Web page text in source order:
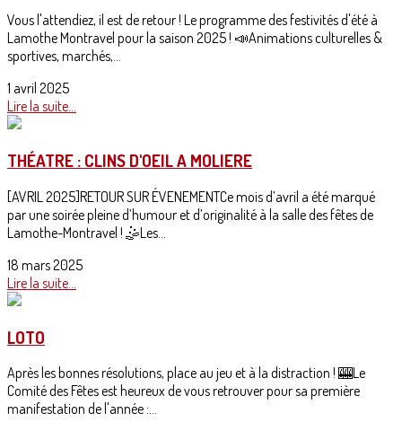
Vous l'attendiez, il est de retour ! Le programme des festivités d'été à
Lamothe Montravel pour la saison 2025 ! 📣Animations culturelles &
sportives, marchés,...
1 avril 2025
Lire la suite...
THÉATRE : CLINS D'OEIL A MOLIERE
[AVRIL 2025]RETOUR SUR ÉVENEMENTCe mois d’avril a été marqué
par une soirée pleine d’humour et d’originalité à la salle des fêtes de
Lamothe-Montravel ! 🤹Les...
18 mars 2025
Lire la suite...
LOTO
Après les bonnes résolutions, place au jeu et à la distraction ! 🎰Le
Comité des Fêtes est heureux de vous retrouver pour sa première
manifestation de l'année :...